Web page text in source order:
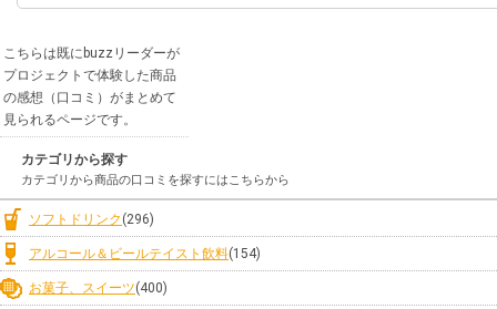
こちらは既にbuzzリーダーが
プロジェクトで体験した商品
の感想（口コミ）がまとめて
見られるページです。
カテゴリから探す
カテゴリから商品の口コミを探すにはこちらから
ソフトドリンク (296)
アルコール＆ビールテイスト飲料(154)
お菓子、スイーツ(400)